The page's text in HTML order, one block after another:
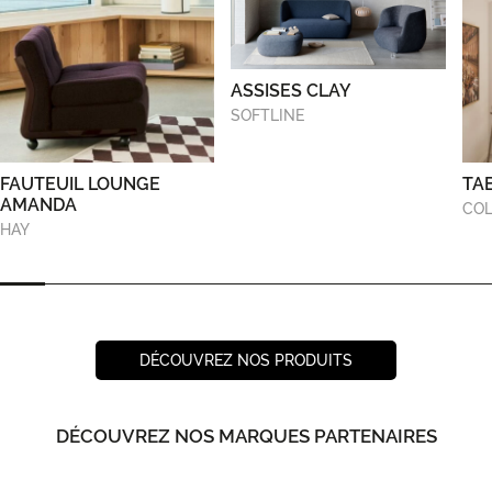
FAUTEUIL LOUNGE
AMANDA
HAY
ASSISES CLAY
SOFTLINE
DÉCOUVREZ NOS PRODUITS
DÉCOUVREZ NOS MARQUES PARTENAIRES